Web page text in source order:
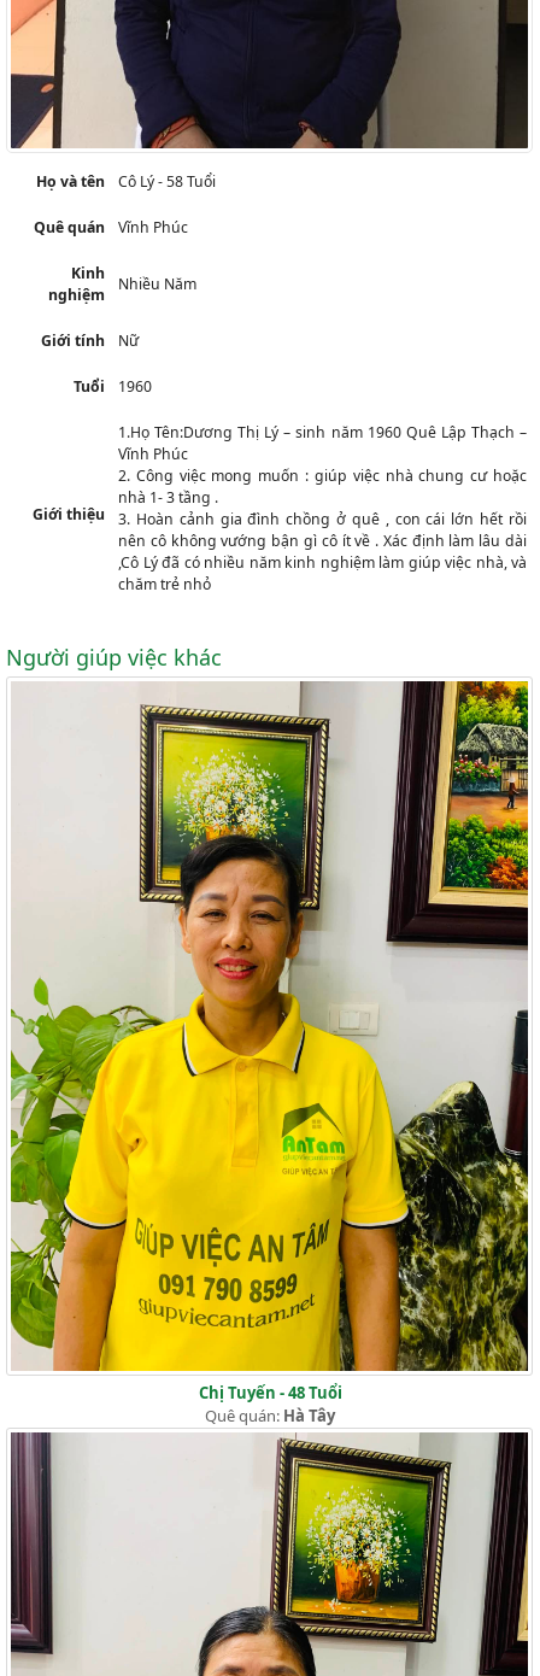
Họ và tên Cô Lý - 58 Tuổi
Quê quán Vĩnh Phúc
Kinh
nghiệm
Nhiều Năm
Giới tính Nữ
Tuổi 1960
Giới thiệu
1.Họ Tên:Dương Thị Lý – sinh năm 1960 Quê Lập Thạch –
Vĩnh Phúc
2. Công việc mong muốn : giúp việc nhà chung cư hoặc
nhà 1- 3 tầng .
3. Hoàn cảnh gia đình chồng ở quê , con cái lớn hết rồi
nên cô không vướng bận gì cô ít về . Xác định làm lâu dài
,Cô Lý đã có nhiều năm kinh nghiệm làm giúp việc nhà, và
chăm trẻ nhỏ
Người giúp việc khác
Chị Tuyến - 48 Tuổi
Quê quán: Hà Tây